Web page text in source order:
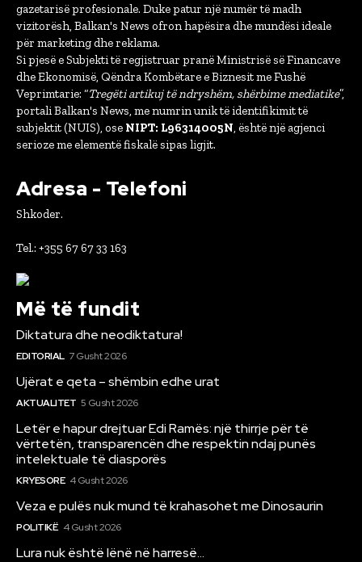
gazetarisë profesionale. Duke patur një numër të madh
vizitorësh, Balkan's News ofron hapësira dhe mundësi ideale
për marketing dhe reklama.
Si pjesë e Subjekti të regjistruar pranë Ministrisë së Financave
dhe Ekonomisë, Qëndra Kombëtare e Biznesit me Fushë
Veprimtarie: “Tregëti artikuj të ndryshëm, shërbime mediatike”,
portali Balkan's News, me numrin unik të identifikimit të
subjektit (NUIS), ose NIPT: L96314005N, është një agjenci
serioze me elementë fiskalë sipas ligjit.
Adresa - Telefoni
Shkoder.
Tel.: +355 67 67 33 163
Më të fundit
Diktatura dhe neodiktatura!
EDITORIAL 7 Gusht 2026
Ujërat e qeta – shëmbin edhe urat
AKTUALITET 5 Gusht 2026
Letër e hapur drejtuar Edi Ramës: një thirrje për të
vërtetën, transparencën dhe respektin ndaj punës
intelektuale të diasporës
KRYESORE 4 Gusht 2026
Veza e pulës nuk mund të krahasohet me Dinosaurin
POLITIKË 4 Gusht 2026
Lura nuk është lënë në harresë…